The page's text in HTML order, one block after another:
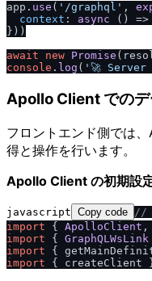
app. use ( ' /graphql' ,
context : async () =>
}))
await
new Promise (
console . log ( '🚀
Apollo Client での
フロントエンド側では
得と操作を行います。
Apollo Client の初期設
javascript Copy code //
import { ApolloClient ,
import { GraphQLWsLink
import {
import { createClient